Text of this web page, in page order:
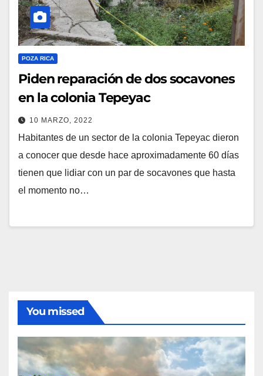
POZA RICA
Piden reparación de dos socavones
en la colonia Tepeyac
10 MARZO, 2022
Habitantes de un sector de la colonia Tepeyac dieron
a conocer que desde hace aproximadamente 60 días
tienen que lidiar con un par de socavones que hasta
el momento no…
You missed